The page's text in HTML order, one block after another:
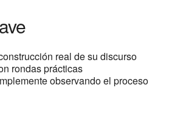
real de su discurso
rondas prácticas
observando el proceso